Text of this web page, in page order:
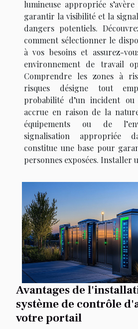
lumineuse appropriée
garantir la visibilité et la
dangers potentiels.
comment sélectionner le
à vos besoins et assurez-
environnement de travail
Comprendre les zones à
risques désigne tout
probabilité d’un incident ou
accrue en raison de la
équipements ou de
signalisation appropriée
constitue une base pour
personnes exposées. Installer
Avantages de
système de contrôle
votre portail